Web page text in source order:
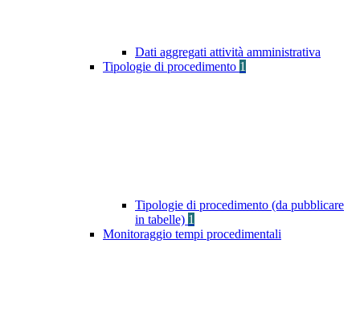
Dati aggregati attività amministrativa
Tipologie di procedimento 1
Tipologie di procedimento (da pubblicare
in tabelle) 1
Monitoraggio tempi procedimentali